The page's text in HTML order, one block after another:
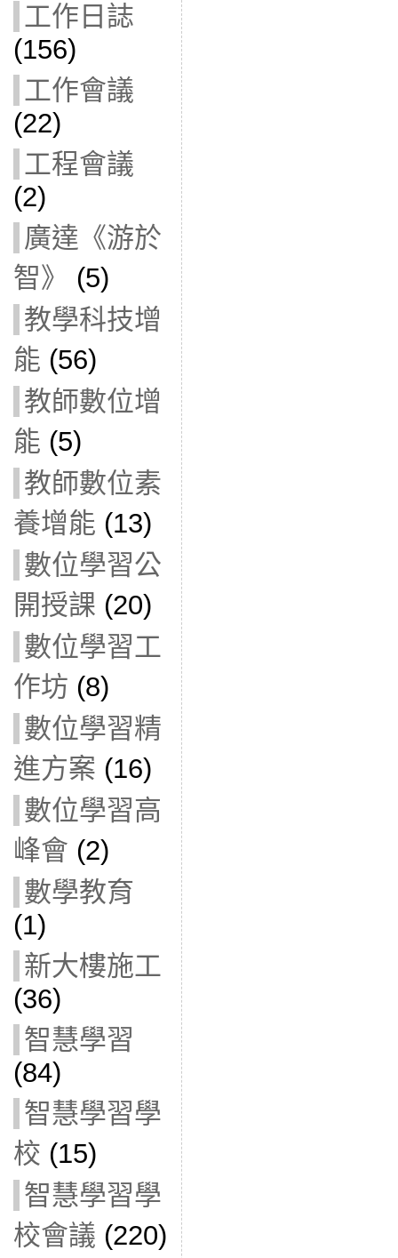
工作日誌
(156)
工作會議
(22)
工程會議
(2)
廣達《游於
智》
(5)
教學科技增
能 (56)
教師數位增
能 (5)
教師數位素
養增能 (13)
數位學習公
開授課 (20)
數位學習工
作坊 (8)
數位學習精
進方案 (16)
數位學習高
峰會 (2)
數學教育
(1)
新大樓施工
(36)
智慧學習
(84)
智慧學習學
校 (15)
智慧學習學
校會議 (220)